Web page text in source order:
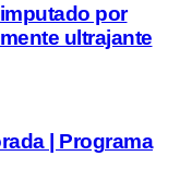
por
ultrajante
| Programa